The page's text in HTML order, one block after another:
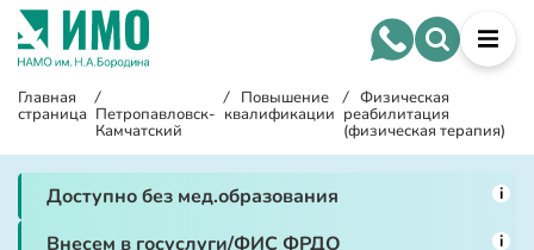
Главная
страница
/
Петропавловск-
Камчатский
/ Повышение
квалификации
/ Физическая
реабилитация
(физическая терапия)
Доступно без мед.образования i
Внесем в госуслуги/ФИС ФРДО i